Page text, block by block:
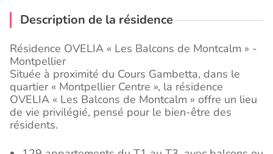
Description de la résidence
Résidence OVELIA « Les Balcons de Montcalm » -
Montpellier
Située à proximité du Cours Gambetta, dans le
quartier « Montpellier Centre », la résidence
OVELIA « Les Balcons de Montcalm » offre un lieu
de vie privilégié, pensé pour le bien-être des
résidents.